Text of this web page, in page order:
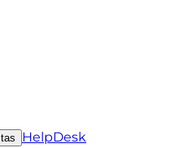
HelpDesk